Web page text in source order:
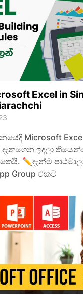
Excel in
Microsoft
ඉදලා
✏️දැන්ම
Group එකට